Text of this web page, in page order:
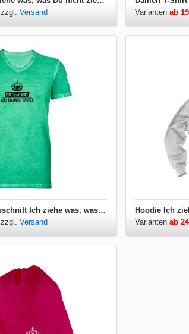
zzgl. Versand
Varianten ab
Herren T-Shirt V-Ausschnitt Ich ziehe was, was Du nicht ziehst
zzgl. Versand
Hoodie Ich
Varianten ab